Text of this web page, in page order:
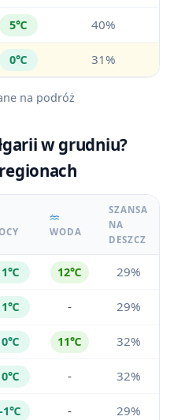
5℃ 40%
0℃ 31%
na podróż
w grudniu?
WODA
SZANSA
NA
DESZCZ
1℃ 12℃ 29%
1℃ - 29%
0℃ 11℃ 32%
0℃ - 32%
-1℃ - 29%